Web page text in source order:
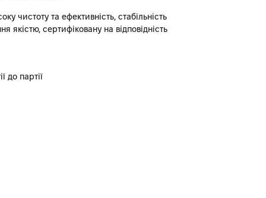
чистоту та ефективність, стабільність
якістю, сертифіковану на відповідність
до партії